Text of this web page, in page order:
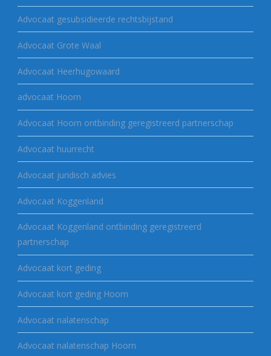
Advocaat gesubsidieerde rechtsbijstand
Advocaat Grote Waal
Advocaat Heerhugowaard
advocaat Hoorn
Advocaat Hoorn ontbinding geregistreerd partnerschap
Advocaat huurrecht
Advocaat juridisch advies
Advocaat Koggenland
Advocaat Koggenland ontbinding geregistreerd
partnerschap
Advocaat kort geding
Advocaat kort geding Hoorn
Advocaat nalatenschap
Advocaat nalatenschap Hoorn